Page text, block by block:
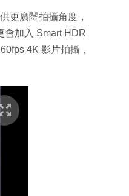
更廣闊拍攝角度，
會加入 Smart HDR
4K 影片拍攝，